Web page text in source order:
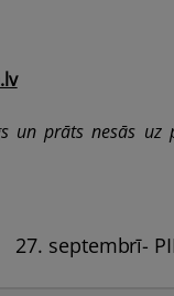
un prāts nesās uz
27. septembrī-